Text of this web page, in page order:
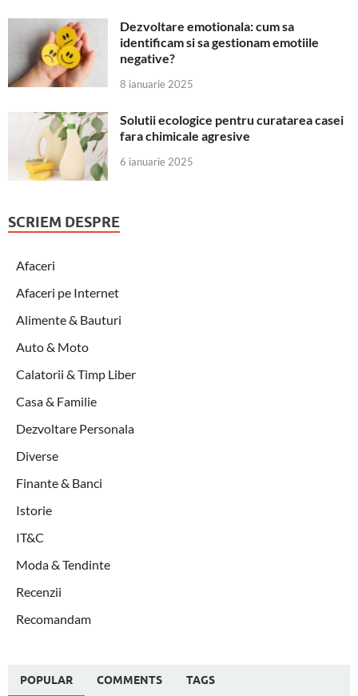
Dezvoltare emotionala: cum sa
identificam si sa gestionam emotiile
negative?
8 ianuarie 2025
Solutii ecologice pentru curatarea casei
fara chimicale agresive
6 ianuarie 2025
SCRIEM DESPRE
Afaceri
Afaceri pe Internet
Alimente & Bauturi
Auto & Moto
Calatorii & Timp Liber
Casa & Familie
Dezvoltare Personala
Diverse
Finante & Banci
Istorie
IT&C
Moda & Tendinte
Recenzii
Recomandam
POPULAR COMMENTS TAGS